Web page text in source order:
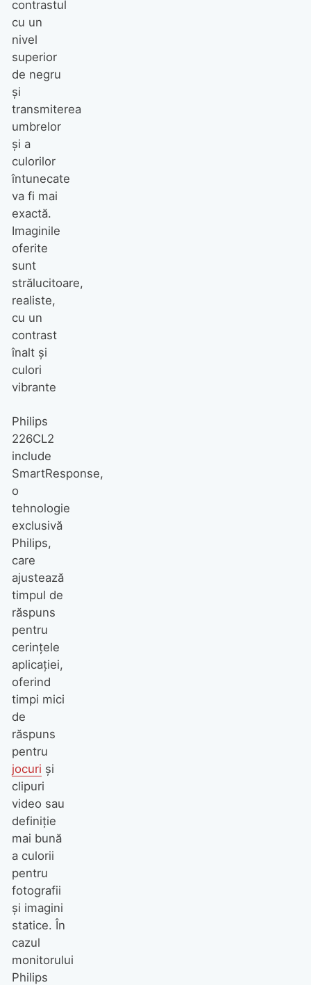
contrastul
cu un
nivel
superior
de negru
și
transmiterea
umbrelor
și a
culorilor
întunecate
va fi mai
exactă.
Imaginile
oferite
sunt
strălucitoare,
realiste,
cu un
contrast
înalt și
culori
vibrante
Philips
226CL2
include
SmartResponse,
o
tehnologie
exclusivă
Philips,
care
ajustează
timpul de
răspuns
pentru
cerinţele
aplicaţiei,
oferind
timpi mici
de
răspuns
pentru
jocuri şi
clipuri
video sau
definiţie
mai bună
a culorii
pentru
fotografii
şi imagini
statice. În
cazul
monitorului
Philips